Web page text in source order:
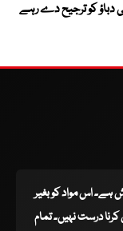
دباؤ کو ترجیح دے رہے
ہے۔ اس مواد کو بغیر
درست نہیں۔ تمام